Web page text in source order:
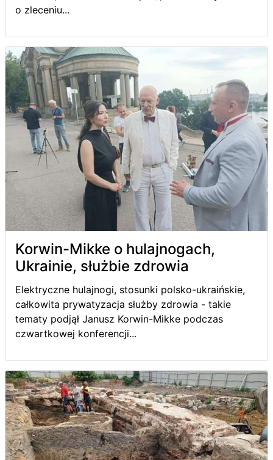
o zleceniu...
Korwin-Mikke o hulajnogach,
Ukrainie, służbie zdrowia
Elektryczne hulajnogi, stosunki polsko-ukraińskie,
całkowita prywatyzacja służby zdrowia - takie
tematy podjął Janusz Korwin-Mikke podczas
czwartkowej konferencji...